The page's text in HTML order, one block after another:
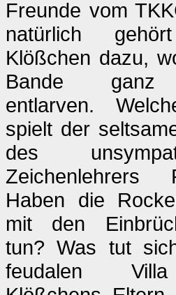
Freunde vom
natürlich
Klößchen dazu,
Bande ganz
entlarven.
spielt der
des
Zeichenlehrers
Haben die
mit den
tun? Was tut
feudalen